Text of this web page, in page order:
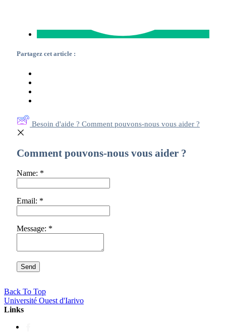
Partagez cet article :
Besoin d'aide ? Comment pouvons-nous vous aider ?
Comment pouvons-nous vous aider ?
Name: *
Email: *
Message: *
Back To Top
Université Ouest d'Iarivo
Links